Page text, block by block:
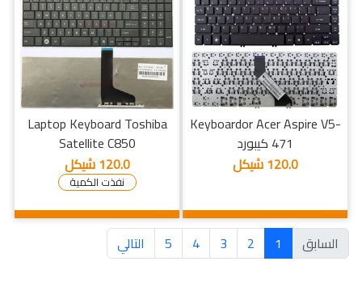
Keyboardor Acer Aspire V5-
471 كيبورد
120.0 شيكل
Laptop Keyboard Toshiba
Satellite C850
120.0 شيكل
نفذت الكمية
السابق 1
2
3
4
5 التالي